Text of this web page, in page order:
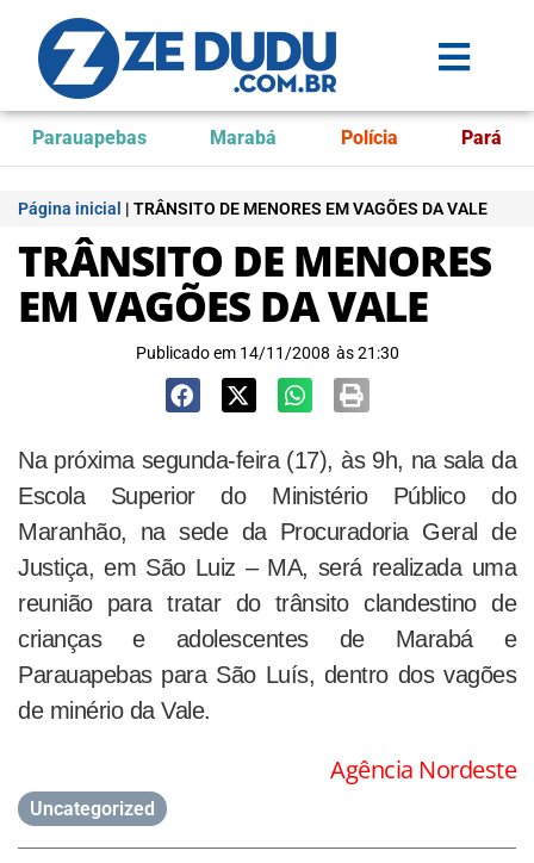
Parauapebas Marabá Polícia Pará
Página inicial | TRÂNSITO DE MENORES EM VAGÕES DA VALE
TRÂNSITO DE MENORES
EM VAGÕES DA VALE
Publicado em 14/11/2008 às 21:30
Na próxima segunda-feira (17), às 9h, na sala da
Escola Superior do Ministério Público do
Maranhão, na sede da Procuradoria Geral de
Justiça, em São Luiz – MA, será realizada uma
reunião para tratar do trânsito clandestino de
crianças e adolescentes de Marabá e
Parauapebas para São Luís, dentro dos vagões
de minério da Vale.
Agência Nordeste
Uncategorized